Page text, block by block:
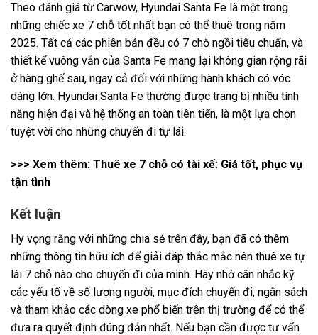
Theo đánh giá từ Carwow, Hyundai Santa Fe là một trong
những chiếc xe 7 chỗ tốt nhất bạn có thể thuê trong năm
2025. Tất cả các phiên bản đều có 7 chỗ ngồi tiêu chuẩn, và
thiết kế vuông vắn của Santa Fe mang lại không gian rộng rãi
ở hàng ghế sau, ngay cả đối với những hành khách có vóc
dáng lớn. Hyundai Santa Fe thường được trang bị nhiều tính
năng hiện đại và hệ thống an toàn tiên tiến, là một lựa chọn
tuyệt vời cho những chuyến đi tự lái.
>>> Xem thêm: Thuê xe 7 chỗ có tài xế: Giá tốt, phục vụ
tận tình
Kết luận
Hy vọng rằng với những chia sẻ trên đây, bạn đã có thêm
những thông tin hữu ích để giải đáp thắc mắc nên thuê xe tự
lái 7 chỗ nào cho chuyến đi của mình. Hãy nhớ cân nhắc kỹ
các yếu tố về số lượng người, mục đích chuyến đi, ngân sách
và tham khảo các dòng xe phổ biến trên thị trường để có thể
đưa ra quyết định đúng đắn nhất. Nếu bạn cần được tư vấn